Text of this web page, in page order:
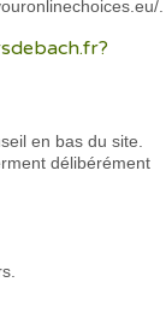
.
en bas du site.
délibérément